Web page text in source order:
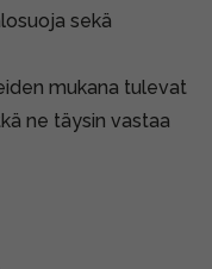
sekä
mukana tulevat
ne täysin vastaa